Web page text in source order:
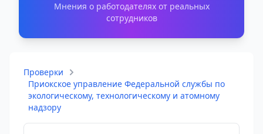
Мнения о работодателях от реальных
сотрудников
Проверки
Приокское управление Федеральной службы по
экологическому, технологическому и атомному
надзору